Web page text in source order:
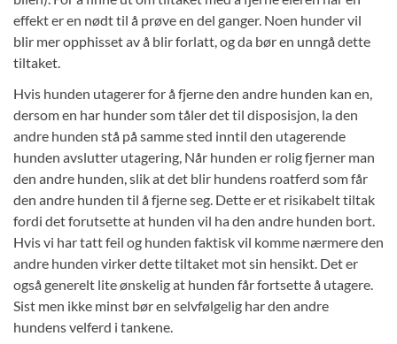
effekt er en nødt til å prøve en del ganger. Noen hunder vil
blir mer opphisset av å blir forlatt, og da bør en unngå dette
tiltaket.
Hvis hunden utagerer for å fjerne den andre hunden kan en,
dersom en har hunder som tåler det til disposisjon, la den
andre hunden stå på samme sted inntil den utagerende
hunden avslutter utagering, Når hunden er rolig fjerner man
den andre hunden, slik at det blir hundens roatferd som får
den andre hunden til å fjerne seg. Dette er et risikabelt tiltak
fordi det forutsette at hunden vil ha den andre hunden bort.
Hvis vi har tatt feil og hunden faktisk vil komme nærmere den
andre hunden virker dette tiltaket mot sin hensikt. Det er
også generelt lite ønskelig at hunden får fortsette å utagere.
Sist men ikke minst bør en selvfølgelig har den andre
hundens velferd i tankene.